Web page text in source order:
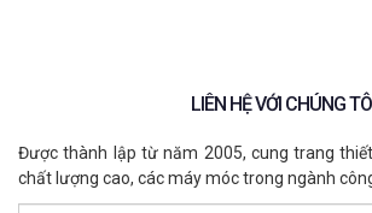
LIÊN HỆ VỚI CHÚNG
Được thành lập từ năm 2005, cung trang
chất lượng cao, các máy móc trong ngành